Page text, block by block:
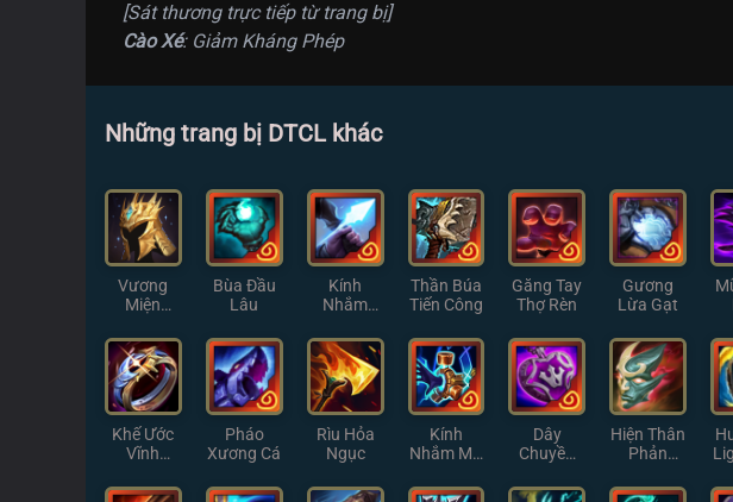
[Sát thương trực tiếp từ trang bị]
Cào Xé: Giảm Kháng Phép
Những trang bị DTCL khác
Vương
Miện
Bùa Đầu
Lâu
Kính
Nhắm
Thần Búa
Tiến Công
Găng Tay
Thợ Rèn
Gương
Lừa Gạt
Khế Ước
Vĩnh
Pháo
Xương Cá
Rìu Hỏa
Ngục
Kính
Nhắm Ma
Dây
Chuyền
Hiện Thân
Phản
Nhỏ